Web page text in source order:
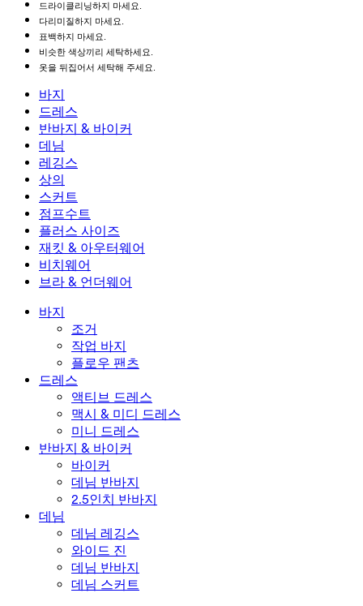
드라이클리닝하지 마세요.
다리미질하지 마세요.
표백하지 마세요.
비슷한 색상끼리 세탁하세요.
옷을 뒤집어서 세탁해 주세요.
바지
바지
조거
작업 바지
플로우 팬츠
드레스
드레스
액티브 드레스
맥시 & 미디 드레스
미니 드레스
반바지 & 바이커
반바지 & 바이커
바이커
데님 반바지
2.5인치 반바지
데님
데님
데님 레깅스
와이드 진
데님 반바지
데님 스커트
레깅스
레깅스
데님 레깅스
힙업 레깅스
요가 레깅스
상의
상의
스포츠 브라
티셔츠
스커트
스커트
액티브 스커트
미니 스커트
맥시 & 미디 스커트
점프수트
점프수트
오버롤
롬퍼
플러스 사이즈
플러스 사이즈
플러스 사이즈 하의
플러스 사이즈 상의
플러스 사이즈 드레스
재킷 & 아우터웨어
재킷 & 아우터웨어
재킷 & 아우터웨어
아우터웨어
비치웨어
비치웨어
수영복 상의
수영복 세트
브라 & 언더웨어
브라 & 언더웨어
언더웨어
바지
조거
작업 바지
플로우 팬츠
드레스
액티브 드레스
맥시 & 미디 드레스
미니 드레스
반바지 & 바이커
바이커
데님 반바지
2.5인치 반바지
데님
데님 레깅스
와이드 진
데님 반바지
데님 스커트